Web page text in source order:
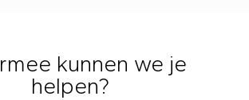
kunnen we je
helpen?